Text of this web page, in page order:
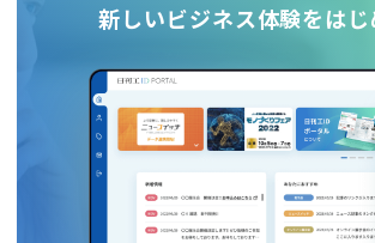
新しいビジネス体験をはじ